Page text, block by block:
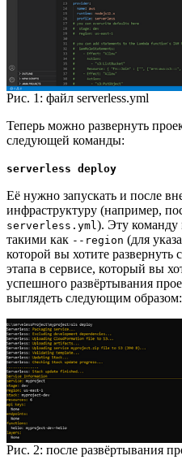
Рис. 1: файл serverless.yml
Теперь можно развернуть
следующей команды:
serverless deploy
Её нужно запускать и после
инфраструктуру (например,
serverless.yml ). Эту команду
такими как --region (для
которой вы хотите развернуть
этапа в сервисе, который вы
успешного развёртывания
выглядеть следующим образом:
Рис. 2: после развёртывания